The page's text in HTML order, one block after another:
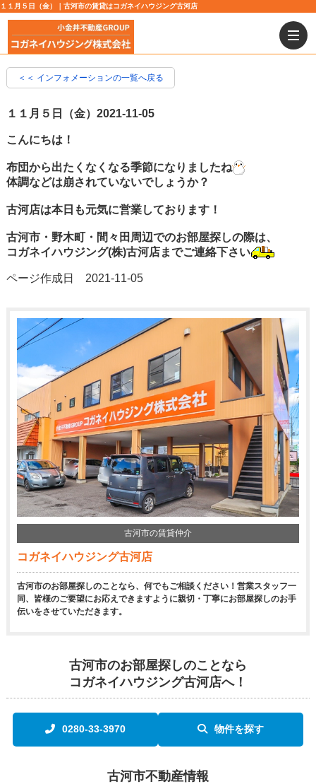
１１月５日（金）｜古河市の賃貸はコガネイハウジング古河店
＜＜ インフォメーションの一覧へ戻る
１１月５日（金） 2021-11-05
こんにちは！
布団から出たくなくなる季節になりましたね
体調などは崩されていないでしょうか？
古河店は本日も元気に営業しております！
古河市・野木町・間々田周辺でのお部屋探しの際は、
コガネイハウジング(株)古河店までご連絡下さい
ページ作成日 2021-11-05
古河市の賃貸仲介
コガネイハウジング古河店
古河市のお部屋探しのことなら、何でもご相談ください！営業スタッフ一
同、皆様のご要望にお応えできますように親切・丁寧にお部屋探しのお手
伝いをさせていただきます。
古河市のお部屋探しのことなら
コガネイハウジング古河店へ！
0280-33-3970 物件を探す
古河市不動産情報